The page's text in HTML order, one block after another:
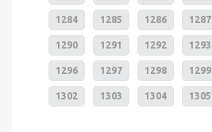
1284 1285 1286 1287
1290 1291 1292 1293
1296 1297 1298 1299
1302 1303 1304 1305